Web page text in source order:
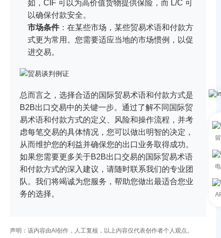
如，CIF 可以为高价值货物提供保险，而 L/C 可
以确保付款安全。
市场条件：在某些市场，某些贸易术语和付款方
式更为常用。您需要适应当地的市场惯例，以促
进交易。
总而言之，选择合适的国际贸易术语和付款方式是
B2B出口交易中的关键一步。通过了解不同国际贸
易术语和付款方式的定义、风险和操作流程，并考
虑每笔交易的具体情况，您可以做出明智的决定，
从而维护您的利益并确保您的出口业务取得成功。
如果您需要更多关于B2B出口交易的国际贸易术语
和付款方式的深入建议，请随时联系我们的专业团
队。我们将竭诚为您服务，帮助您做出最适合您业
务的选择。
声明：该内容由AI创作，人工复核，以上内容仅代表创作者个人观点。